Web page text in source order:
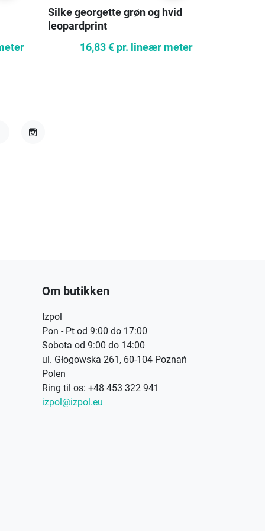
Silke georgette grøn og hvid
leopardprint
16,83 € pr. lineær meter
Om butikken
Izpol
Pon - Pt od 9:00 do 17:00
Sobota od 9:00 do 14:00
ul. Głogowska 261, 60-104 Poznań
Polen
Ring til os: +48 453 322 941
izpol@izpol.eu